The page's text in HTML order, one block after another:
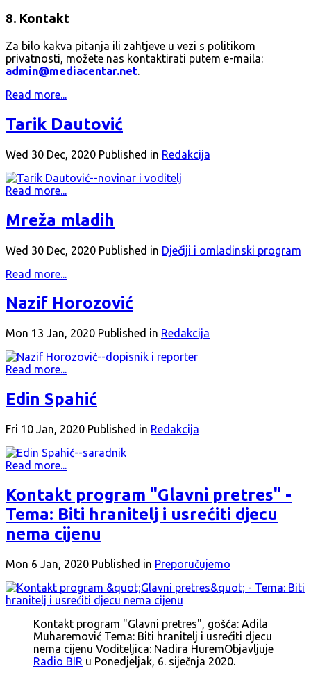
8. Kontakt
Za bilo kakva pitanja ili zahtjeve u vezi s politikom
privatnosti, možete nas kontaktirati putem e-maila:
admin@mediacentar.net.
Read more...
Tarik Dautović
Wed 30 Dec, 2020 Published in Redakcija
Read more...
Mreža mladih
Wed 30 Dec, 2020 Published in Dječiji i omladinski program
Read more...
Nazif Horozović
Mon 13 Jan, 2020 Published in Redakcija
Read more...
Edin Spahić
Fri 10 Jan, 2020 Published in Redakcija
Read more...
Kontakt program "Glavni pretres" -
Tema: Biti hranitelj i usrećiti djecu
nema cijenu
Mon 6 Jan, 2020 Published in Preporučujemo
Kontakt program "Glavni pretres", gošća: Adila
Muharemović Tema: Biti hranitelj i usrećiti djecu
nema cijenu Voditeljica: Nadira HuremObjavljuje
Radio BIR u Ponedjeljak, 6. siječnja 2020.